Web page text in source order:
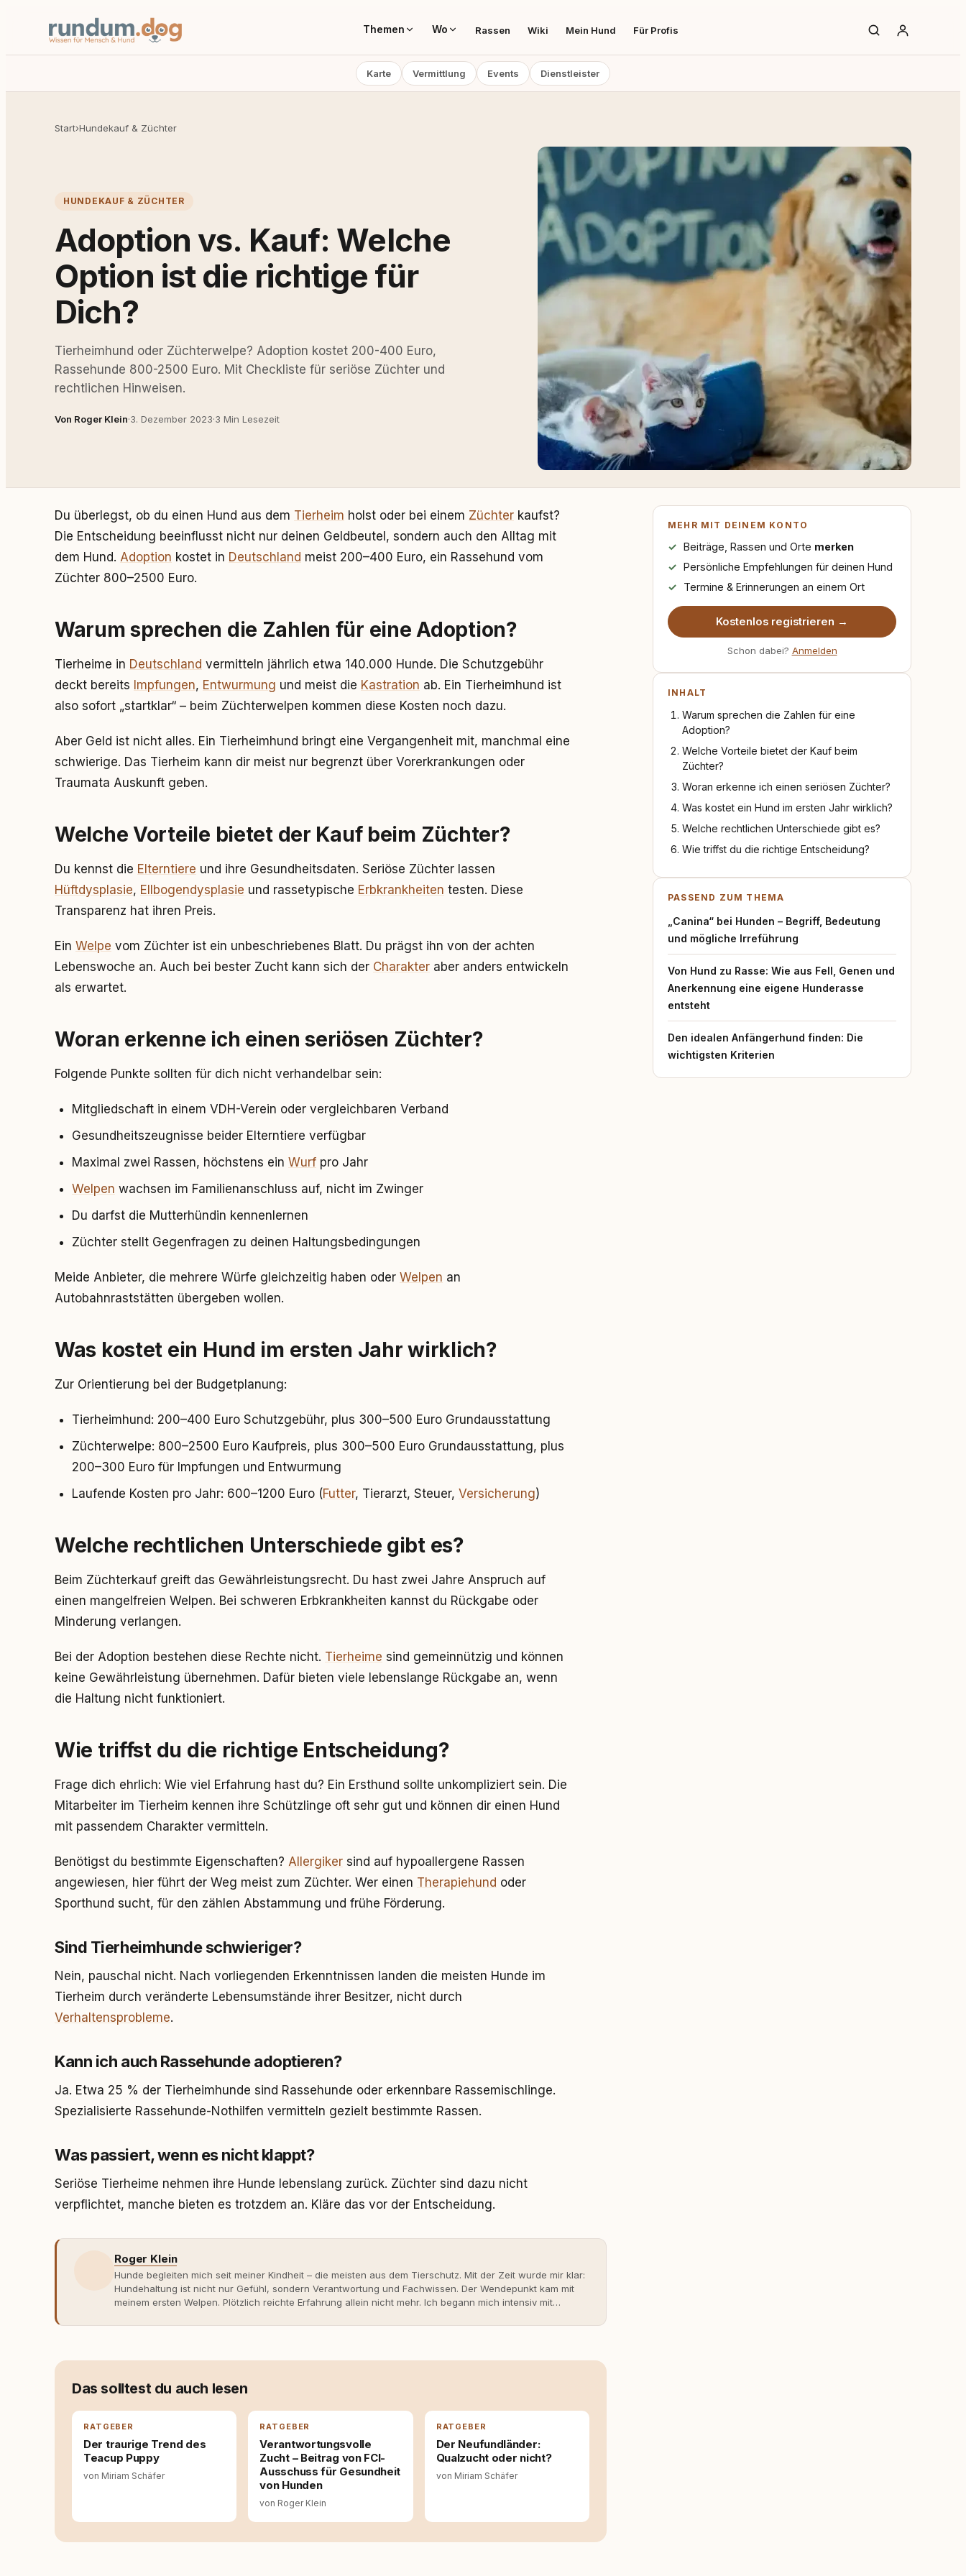
Themen Wo Rassen Wiki Mein Hund Für Profis
Karte Vermittlung Events Dienstleister
Start›Hundekauf & Züchter
HUNDEKAUF & ZÜCHTER
Adoption vs. Kauf: Welche
Option ist die richtige für
Dich?
Tierheimhund oder Züchterwelpe? Adoption kostet 200-400 Euro,
Rassehunde 800-2500 Euro. Mit Checkliste für seriöse Züchter und
rechtlichen Hinweisen.
Von Roger Klein·3. Dezember 2023·3 Min Lesezeit
Du überlegst, ob du einen Hund aus dem Tierheim holst oder bei einem Züchter kaufst?
Die Entscheidung beeinflusst nicht nur deinen Geldbeutel, sondern auch den Alltag mit
dem Hund. Adoption kostet in Deutschland meist 200–400 Euro, ein Rassehund vom
Züchter 800–2500 Euro.
Warum sprechen die Zahlen für eine Adoption?
Tierheime in Deutschland vermitteln jährlich etwa 140.000 Hunde. Die Schutzgebühr
deckt bereits Impfungen, Entwurmung und meist die Kastration ab. Ein Tierheimhund ist
also sofort „startklar“ – beim Züchterwelpen kommen diese Kosten noch dazu.
Aber Geld ist nicht alles. Ein Tierheimhund bringt eine Vergangenheit mit, manchmal eine
schwierige. Das Tierheim kann dir meist nur begrenzt über Vorerkrankungen oder
Traumata Auskunft geben.
Welche Vorteile bietet der Kauf beim Züchter?
Du kennst die Elterntiere und ihre Gesundheitsdaten. Seriöse Züchter lassen
Hüftdysplasie, Ellbogendysplasie und rassetypische Erbkrankheiten testen. Diese
Transparenz hat ihren Preis.
Ein Welpe vom Züchter ist ein unbeschriebenes Blatt. Du prägst ihn von der achten
Lebenswoche an. Auch bei bester Zucht kann sich der Charakter aber anders entwickeln
als erwartet.
Woran erkenne ich einen seriösen Züchter?
Folgende Punkte sollten für dich nicht verhandelbar sein:
Mitgliedschaft in einem VDH-Verein oder vergleichbaren Verband
Gesundheitszeugnisse beider Elterntiere verfügbar
Maximal zwei Rassen, höchstens ein Wurf pro Jahr
Welpen wachsen im Familienanschluss auf, nicht im Zwinger
Du darfst die Mutterhündin kennenlernen
Züchter stellt Gegenfragen zu deinen Haltungsbedingungen
Meide Anbieter, die mehrere Würfe gleichzeitig haben oder Welpen an
Autobahnraststätten übergeben wollen.
Was kostet ein Hund im ersten Jahr wirklich?
Zur Orientierung bei der Budgetplanung:
Tierheimhund: 200–400 Euro Schutzgebühr, plus 300–500 Euro Grundausstattung
Züchterwelpe: 800–2500 Euro Kaufpreis, plus 300–500 Euro Grundausstattung, plus
200–300 Euro für Impfungen und Entwurmung
Laufende Kosten pro Jahr: 600–1200 Euro (Futter, Tierarzt, Steuer, Versicherung)
Welche rechtlichen Unterschiede gibt es?
Beim Züchterkauf greift das Gewährleistungsrecht. Du hast zwei Jahre Anspruch auf
einen mangelfreien Welpen. Bei schweren Erbkrankheiten kannst du Rückgabe oder
Minderung verlangen.
Bei der Adoption bestehen diese Rechte nicht. Tierheime sind gemeinnützig und können
keine Gewährleistung übernehmen. Dafür bieten viele lebenslange Rückgabe an, wenn
die Haltung nicht funktioniert.
Wie triffst du die richtige Entscheidung?
Frage dich ehrlich: Wie viel Erfahrung hast du? Ein Ersthund sollte unkompliziert sein. Die
Mitarbeiter im Tierheim kennen ihre Schützlinge oft sehr gut und können dir einen Hund
mit passendem Charakter vermitteln.
Benötigst du bestimmte Eigenschaften? Allergiker sind auf hypoallergene Rassen
angewiesen, hier führt der Weg meist zum Züchter. Wer einen Therapiehund oder
Sporthund sucht, für den zählen Abstammung und frühe Förderung.
Sind Tierheimhunde schwieriger?
Nein, pauschal nicht. Nach vorliegenden Erkenntnissen landen die meisten Hunde im
Tierheim durch veränderte Lebensumstände ihrer Besitzer, nicht durch
Verhaltensprobleme.
Kann ich auch Rassehunde adoptieren?
Ja. Etwa 25 % der Tierheimhunde sind Rassehunde oder erkennbare Rassemischlinge.
Spezialisierte Rassehunde-Nothilfen vermitteln gezielt bestimmte Rassen.
Was passiert, wenn es nicht klappt?
Seriöse Tierheime nehmen ihre Hunde lebenslang zurück. Züchter sind dazu nicht
verpflichtet, manche bieten es trotzdem an. Kläre das vor der Entscheidung.
Roger Klein
Hunde begleiten mich seit meiner Kindheit – die meisten aus dem Tierschutz. Mit der Zeit wurde mir klar:
Hundehaltung ist nicht nur Gefühl, sondern Verantwortung und Fachwissen. Der Wendepunkt kam mit
meinem ersten Welpen. Plötzlich reichte Erfahrung allein nicht mehr. Ich begann mich intensiv mit
Erfahrung entsteht echte Bindung dort, wo Verständnis Wissen ersetzt – nicht umgekehrt. Aus dieser
Das solltest du auch lesen
RATGEBER
Der traurige Trend des
Teacup Puppy
von Miriam Schäfer
RATGEBER
Verantwortungsvolle
Zucht – Beitrag von FCI-
Ausschuss für Gesundheit
von Hunden
von Roger Klein
RATGEBER
Der Neufundländer:
Qualzucht oder nicht?
von Miriam Schäfer
MEHR MIT DEINEM KONTO
Beiträge, Rassen und Orte merken
Persönliche Empfehlungen für deinen Hund
Termine & Erinnerungen an einem Ort
Kostenlos registrieren →
Schon dabei? Anmelden
INHALT
Warum sprechen die Zahlen für eine
Adoption?
Welche Vorteile bietet der Kauf beim
Züchter?
Woran erkenne ich einen seriösen Züchter?
Was kostet ein Hund im ersten Jahr wirklich?
Welche rechtlichen Unterschiede gibt es?
Wie triffst du die richtige Entscheidung?
PASSEND ZUM THEMA
„Canina“ bei Hunden – Begriff, Bedeutung
und mögliche Irreführung
Von Hund zu Rasse: Wie aus Fell, Genen und
Anerkennung eine eigene Hunderasse
entsteht
Den idealen Anfängerhund finden: Die
wichtigsten Kriterien